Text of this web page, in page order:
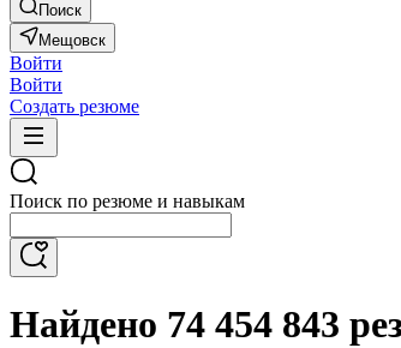
Поиск
Мещовск
Войти
Войти
Создать резюме
Поиск по резюме и навыкам
Найдено 74 454 843